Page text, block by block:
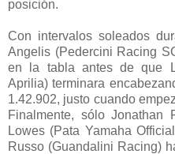
posición.
Con intervalos soleados
Angelis (Pedercini Racing
en la tabla antes de que
Aprilia) terminara
1.42.902, justo cuando
Finalmente, sólo Jonathan
Lowes (Pata Yamaha
Russo (Guandalini Racing)